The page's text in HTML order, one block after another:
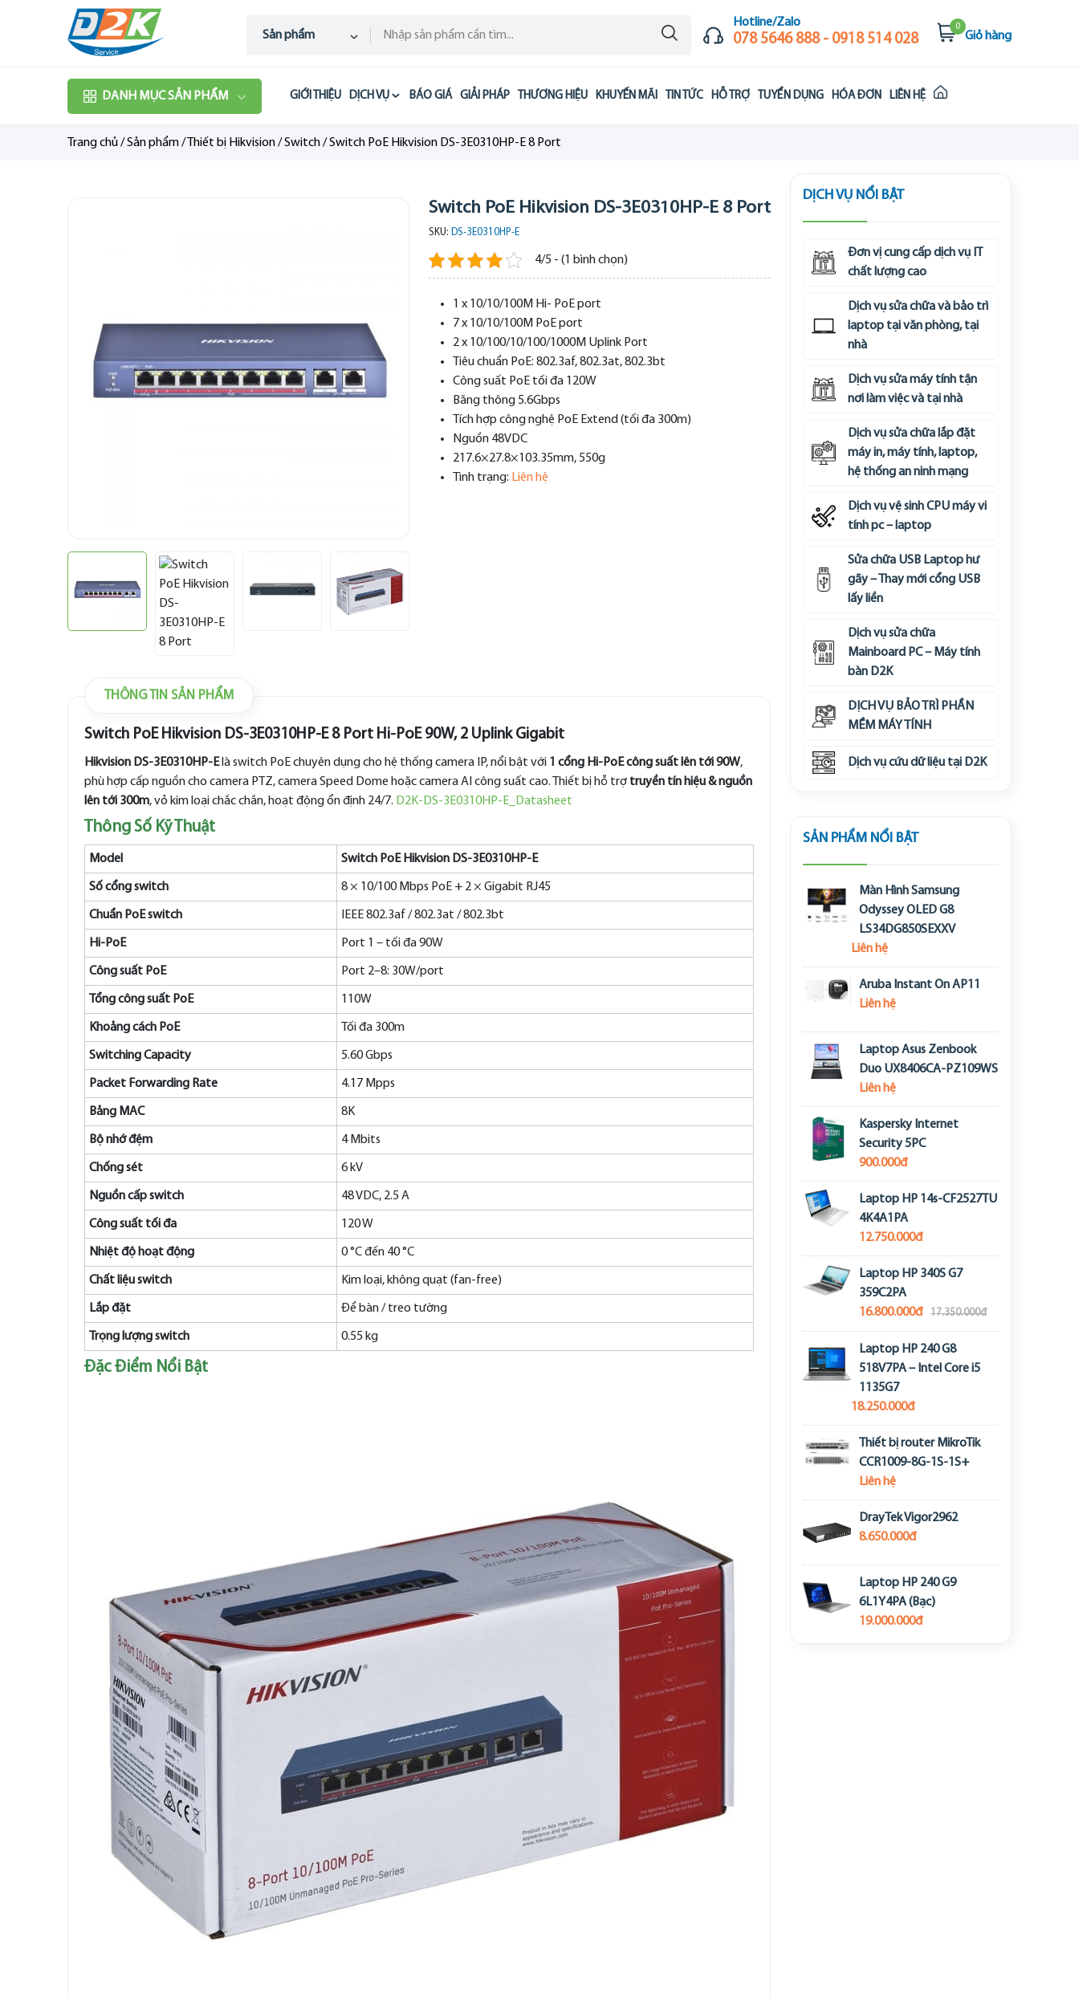
Sản phẩm
Hotline/Zalo
078 5646 888 - 0918 514 028
0
Giỏ hàng
DANH MỤC SẢN PHẨM GIỚI THIỆU DỊCH VỤ BÁO GIÁ GIẢI PHÁP THƯƠNG HIỆU KHUYẾN MÃI TIN TỨC HỖ TRỢ TUYỂN DỤNG HÓA ĐƠN LIÊN HỆ
Trang chủ/Sản phẩm/ Thiết bị Hikvision/Switch/Switch PoE Hikvision DS-3E0310HP-E 8 Port
Switch PoE Hikvision DS-3E0310HP-E 8 Port
SKU: DS-3E0310HP-E
4/5 - (1 bình chọn)
1 x 10/10/100M Hi- PoE port
7 x 10/10/100M PoE port
2 x 10/100/10/100/1000M Uplink Port
Tiêu chuẩn PoE: 802.3af, 802.3at, 802.3bt
Công suất PoE tối đa 120W
Băng thông 5.6Gbps
Tích hợp công nghệ PoE Extend (tối đa 300m)
Nguồn 48VDC
217.6×27.8×103.35mm, 550g
Tình trạng: Liên hệ
THÔNG TIN SẢN PHẨM
Switch PoE Hikvision DS-3E0310HP-E 8 Port Hi-PoE 90W, 2 Uplink Gigabit
Hikvision DS-3E0310HP-Elà switch PoE chuyên dụng cho hệ thống camera IP, nổi bật với 1 cổng Hi-PoE công suất lên tới 90W,
phù hợp cấp nguồn cho camera PTZ, camera Speed Dome hoặc camera AI công suất cao. Thiết bị hỗ trợ truyền tín hiệu & nguồn
lên tới 300m, vỏ kim loại chắc chắn, hoạt động ổn định 24/7. D2K-DS-3E0310HP-E_Datasheet
Thông Số Kỹ Thuật
Model Switch PoE Hikvision DS-3E0310HP-E
Số cổng switch 8 × 10/100 Mbps PoE + 2 × Gigabit RJ45
Chuẩn PoE switch IEEE 802.3af / 802.3at / 802.3bt
Hi-PoE Port 1 – tối đa 90W
Công suất PoE Port 2–8: 30W/port
Tổng công suất PoE 110W
Khoảng cách PoE Tối đa 300m
Switching Capacity 5.60 Gbps
Packet Forwarding Rate 4.17 Mpps
Bảng MAC 8K
Bộ nhớ đệm 4 Mbits
Chống sét 6 kV
Nguồn cấp switch 48 VDC, 2.5 A
Công suất tối đa 120 W
Nhiệt độ hoạt động 0 °C đến 40 °C
Chất liệu switch Kim loại, không quạt (fan-free)
Lắp đặt Để bàn / treo tường
Trọng lượng switch 0.55 kg
Đặc Điểm Nổi Bật
DỊCH VỤ NỔI BẬT
Đơn vị cung cấp dịch vụ IT
chất lượng cao
Dịch vụ sửa chữa và bảo trì
laptop tại văn phòng, tại
nhà
Dịch vụ sửa máy tính tận
nơi làm việc và tại nhà
Dịch vụ sửa chữa lắp đặt
máy in, máy tính, laptop,
hệ thống an ninh mạng
Dịch vụ vệ sinh CPU máy vi
tính pc – laptop
Sửa chữa USB Laptop hư
gãy – Thay mới cổng USB
lấy liền
Dịch vụ sửa chữa
Mainboard PC – Máy tính
bàn D2K
DỊCH VỤ BẢO TRÌ PHẦN
MỀM MÁY TÍNH
Dịch vụ cứu dữ liệu tại D2K
SẢN PHẨM NỔI BẬT
Màn Hình Samsung
Odyssey OLED G8
LS34DG850SEXXV
Liên hệ
Aruba Instant On AP11
Liên hệ
Laptop Asus Zenbook
Duo UX8406CA-PZ109WS
Liên hệ
Kaspersky Internet
Security 5PC
900.000đ
Laptop HP 14s-CF2527TU
4K4A1PA
12.750.000đ
Laptop HP 340S G7
359C2PA
16.800.000đ
17.350.000đ
Laptop HP 240 G8
518V7PA – Intel Core i5
1135G7
18.250.000đ
Thiết bị router MikroTik
CCR1009-8G-1S-1S+
Liên hệ
DrayTek Vigor2962
8.650.000đ
Laptop HP 240 G9
6L1Y4PA (Bạc)
19.000.000đ